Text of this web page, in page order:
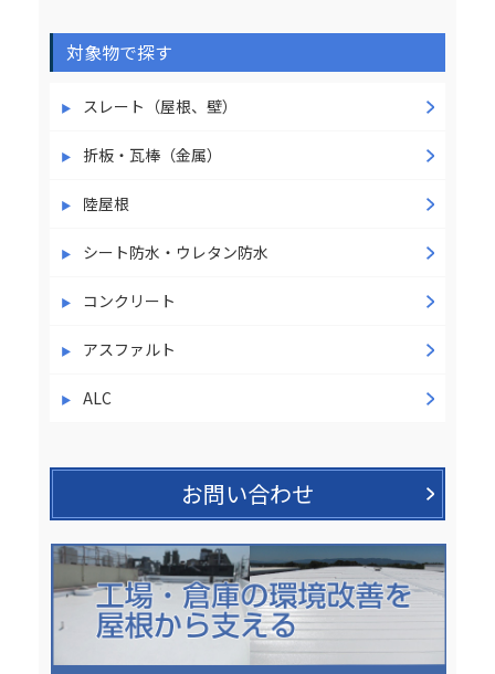
対象物で探す
スレート（屋根、壁）
折板・瓦棒（金属）
陸屋根
シート防水・ウレタン防水
コンクリート
アスファルト
ALC
お問い合わせ